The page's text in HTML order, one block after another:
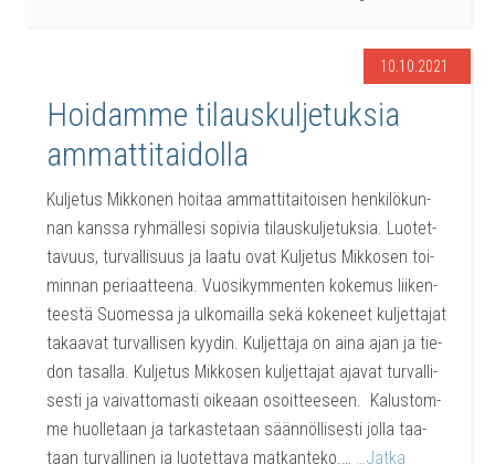
10.10.2021
Hoi­dam­me tilaus­kul­je­tuk­sia
ammattitaidolla
Kul­je­tus Mik­ko­nen hoi­taa ammat­ti­tai­toi­sen hen­ki­lö­kun­
nan kans­sa ryh­mäl­le­si sopi­via tilaus­kul­je­tuk­sia. Luo­tet­
ta­vuus, tur­val­li­suus ja laa­tu ovat Kul­je­tus Mik­ko­sen toi­
min­nan peri­aat­tee­na. Vuo­si­kym­men­ten koke­mus lii­ken­
tees­tä Suo­mes­sa ja ulko­mail­la sekä koke­neet kul­jet­ta­jat
takaa­vat tur­val­li­sen kyy­din. Kul­jet­ta­ja on aina ajan ja tie­
don tasal­la. Kul­je­tus Mik­ko­sen kul­jet­ta­jat aja­vat tur­val­li­
ses­ti ja vai­vat­to­mas­ti oike­aan osoit­tee­seen. Kalus­tom­
me huol­le­taan ja tar­kas­te­taan sään­nöl­li­ses­ti jol­la taa­
taan tur­val­li­nen ja luo­tet­ta­va mat­kan­te­ko.… …Jat­ka